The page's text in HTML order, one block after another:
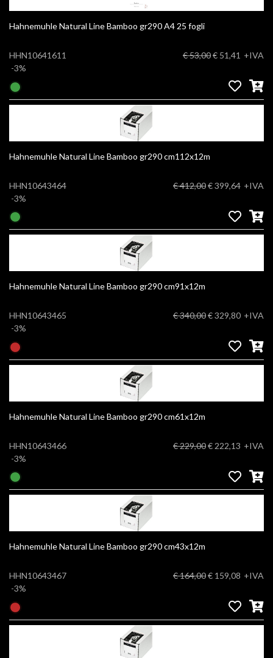
Hahnemuhle Natural Line Bamboo gr290 A4 25 fogli
HHN10641611
-3%
€ 53,00€ 51,41 +IVA
Hahnemuhle Natural Line Bamboo gr290 cm112x12m
HHN10643464
-3%
€ 412,00€ 399,64 +IVA
Hahnemuhle Natural Line Bamboo gr290 cm91x12m
HHN10643465
-3%
€ 340,00€ 329,80 +IVA
Hahnemuhle Natural Line Bamboo gr290 cm61x12m
HHN10643466
-3%
€ 229,00€ 222,13 +IVA
Hahnemuhle Natural Line Bamboo gr290 cm43x12m
HHN10643467
-3%
€ 164,00€ 159,08 +IVA